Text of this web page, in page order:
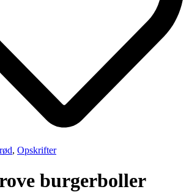
, Opskrifter
burgerboller